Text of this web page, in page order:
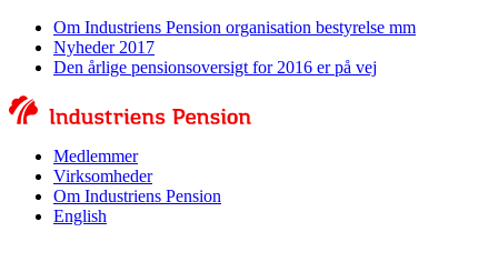
Om Industriens Pension organisation bestyrelse mm
Nyheder 2017
Den årlige pensionsoversigt for 2016 er på vej
Medlemmer
Virksomheder
Om Industriens Pension
English